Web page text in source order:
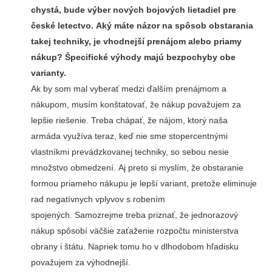
chystá, bude výber nových bojových lietadiel pre
české letectvo. Aký máte názor na spôsob obstarania
takej techniky, je vhodnejší prenájom alebo priamy
nákup? Špecifické výhody majú bezpochyby obe
varianty.
Ak by som mal vyberať medzi ďalším prenájmom a
nákupom, musím konštatovať, že nákup považujem za
lepšie riešenie. Treba chápať, že nájom, ktorý naša
armáda využíva teraz, keď nie sme stopercentnými
vlastníkmi prevádzkovanej techniky, so sebou nesie
množstvo obmedzení. Aj preto si myslím, že obstaranie
formou priameho nákupu je lepší variant, pretože eliminuje
rad negatívnych vplyvov s robením
spojených. Samozrejme treba priznať, že jednorazový
nákup spôsobí väčšie zaťaženie rozpočtu ministerstva
obrany i štátu. Napriek tomu ho v dlhodobom hľadisku
považujem za výhodnejší.